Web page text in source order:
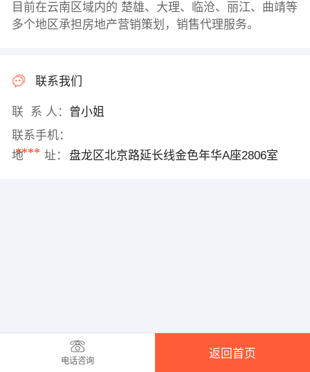
目前在云南区域内的 楚雄、大理、临沧、丽江、曲靖等
多个地区承担房地产营销策划，销售代理服务。
联系我们
联 系 人：
曾小姐
联系手机：
****
地 址： 盘龙区北京路延长线金色年华A座2806室
电话咨询
返回首页